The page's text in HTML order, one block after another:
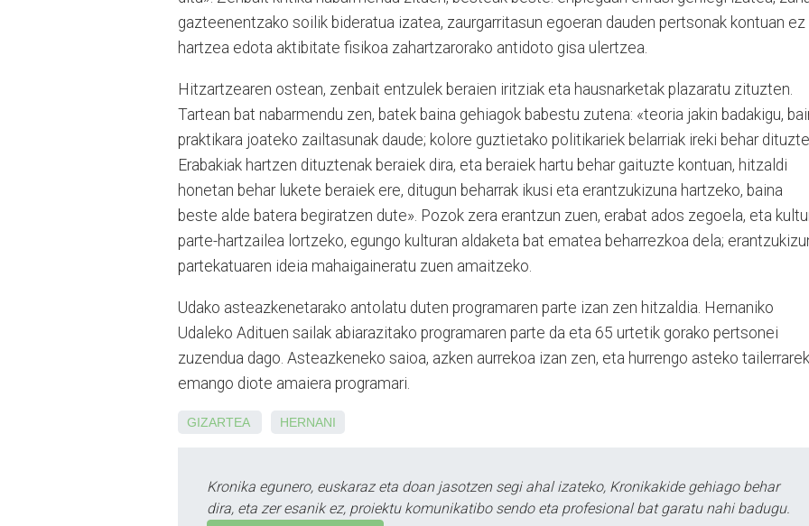
gazteenentzako soilik bideratua izatea, zaurgarritasun egoeran dauden pertsonak kontuan ez
hartzea edota aktibitate fisikoa zahartzarorako antidoto gisa ulertzea.
Hitzartzearen ostean, zenbait entzulek beraien iritziak eta hausnarketak plazaratu zituzten.
Tartean bat nabarmendu zen, batek baina gehiagok babestu zutena: «teoria jakin badakigu,
praktikara joateko zailtasunak daude; kolore guztietako politikariek belarriak ireki behar
Erabakiak hartzen dituztenak beraiek dira, eta beraiek hartu behar gaituzte kontuan, hitzaldi
honetan behar lukete beraiek ere, ditugun beharrak ikusi eta erantzukizuna hartzeko, baina
beste alde batera begiratzen dute». Pozok zera erantzun zuen, erabat ados zegoela, eta
parte-hartzailea lortzeko, egungo kulturan aldaketa bat ematea beharrezkoa dela;
partekatuaren ideia mahaigaineratu zuen amaitzeko.
Udako asteazkenetarako antolatu duten programaren parte izan zen hitzaldia. Hernaniko
Udaleko Adituen sailak abiarazitako programaren parte da eta 65 urtetik gorako pertsonei
zuzendua dago. Asteazkeneko saioa, azken aurrekoa izan zen, eta hurrengo asteko
emango diote amaiera programari.
GIZARTEA HERNANI
Kronika egunero, euskaraz eta doan jasotzen segi ahal izateko, Kronikakide gehiago behar
dira, eta zer esanik ez, proiektu komunikatibo sendo eta profesional bat garatu nahi badugu.